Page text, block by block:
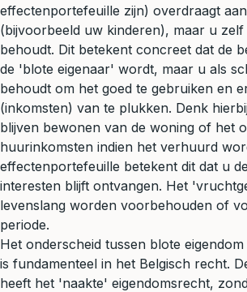
effectenportefeuille zijn) overdraagt
(bijvoorbeeld uw kinderen), maar u
behoudt. Dit betekent concreet dat de
de 'blote eigenaar' wordt, maar u als
behoudt om het goed te gebruiken en
(inkomsten) van te plukken. Denk
blijven bewonen van de woning of het
huurinkomsten indien het verhuurd
effectenportefeuille betekent dit dat u
interesten blijft ontvangen. Het
levenslang worden voorbehouden of
periode.
Het onderscheid tussen blote
is fundamenteel in het Belgisch recht.
heeft het 'naakte' eigendomsrecht,